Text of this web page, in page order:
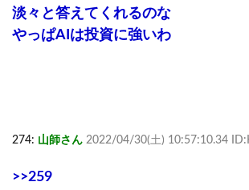
淡々と答えてくれるのな
やっぱAIは投資に強いわ
274: 山師さん 2022/04/30(土) 10:57:10.34
>>259